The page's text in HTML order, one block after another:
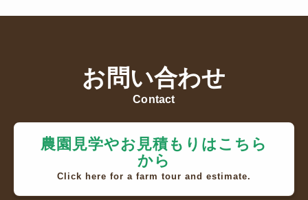
お問い合わせ
Contact
農園見学やお見積もりはこちら
から
Click here for a farm tour and estimate.